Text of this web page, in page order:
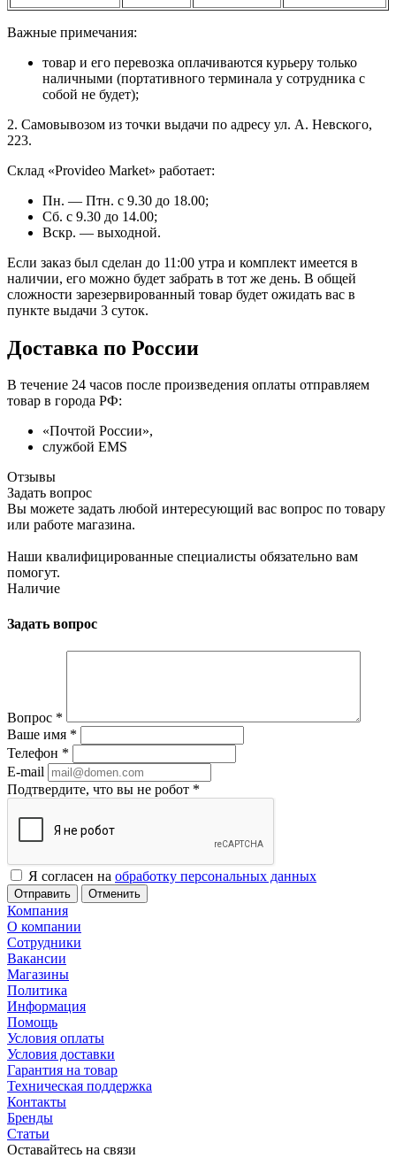
Важные примечания:
товар и его перевозка оплачиваются курьеру только
наличными (портативного терминала у сотрудника с
собой не будет);
2. Самовывозом из точки выдачи по адресу ул. А. Невского,
223.
Склад «Provideo Market» работает:
Пн. — Птн. с 9.30 до 18.00;
Сб. с 9.30 до 14.00;
Вскр. — выходной.
Если заказ был сделан до 11:00 утра и комплект имеется в
наличии, его можно будет забрать в тот же день. В общей
сложности зарезервированный товар будет ожидать вас в
пункте выдачи 3 суток.
Доставка по России
В течение 24 часов после произведения оплаты отправляем
товар в города РФ:
«Почтой России»,
службой EMS
Отзывы
Задать вопрос
Вы можете задать любой интересующий вас вопрос по товару
или работе магазина.
Наши квалифицированные специалисты обязательно вам
помогут.
Наличие
Задать вопрос
Вопрос *
Ваше имя *
Телефон *
E-mail
Подтвердите, что вы не робот *
Я согласен на обработку персональных данных
Отменить
Компания
О компании
Сотрудники
Вакансии
Магазины
Политика
Информация
Помощь
Условия оплаты
Условия доставки
Гарантия на товар
Техническая поддержка
Контакты
Бренды
Статьи
Оставайтесь на связи